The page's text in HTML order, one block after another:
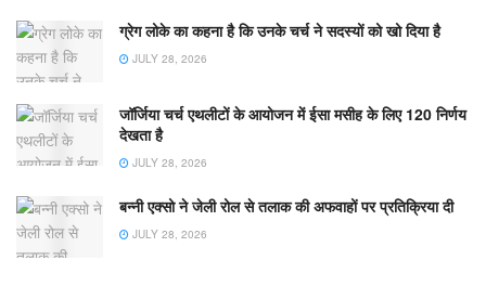
ग्रेग लोके का कहना है कि उनके चर्च ने सदस्यों को खो दिया है
JULY 28, 2026
जॉर्जिया चर्च एथलीटों के आयोजन में ईसा मसीह के लिए 120 निर्णय
देखता है
JULY 28, 2026
बन्नी एक्सो ने जेली रोल से तलाक की अफवाहों पर प्रतिक्रिया दी
JULY 28, 2026